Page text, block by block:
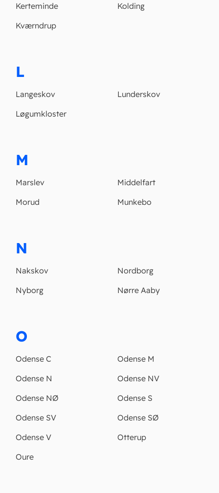
Kerteminde
Kolding
Kværndrup
L
Langeskov
Lunderskov
Løgumkloster
M
Marslev
Middelfart
Morud
Munkebo
N
Nakskov
Nordborg
Nyborg
Nørre Aaby
O
Odense C
Odense M
Odense N
Odense NV
Odense NØ
Odense S
Odense SV
Odense SØ
Odense V
Otterup
Oure